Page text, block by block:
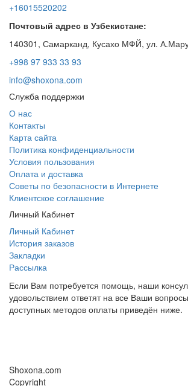
+16015520202
Почтовый адрес в Узбекистане:
140301, Самарканд, Кусахо МФЙ, ул.
+998 97 933 33 93
info@shoxona.com
Служба поддержки
О нас
Контакты
Карта сайта
Политика конфиденциальности
Условия пользования
Оплата и доставка
Советы по безопасности в Интернете
Клиентское соглашение
Личный Кабинет
Личный Кабинет
История заказов
Закладки
Рассылка
Если Вам потребуется помощь, наши
удовольствием ответят на все Ваши
доступных методов оплаты приведён ниже.
Shoxona.com
Copyright